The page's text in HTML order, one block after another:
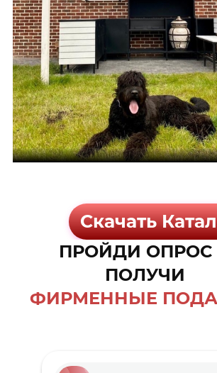
Скачать
ПРОЙДИ ОПРОС
ПОЛУЧИ
ФИРМЕННЫЕ